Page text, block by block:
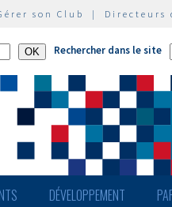
son Club | Directeurs
Rechercher dans le site
DÉVELOPPEMENT